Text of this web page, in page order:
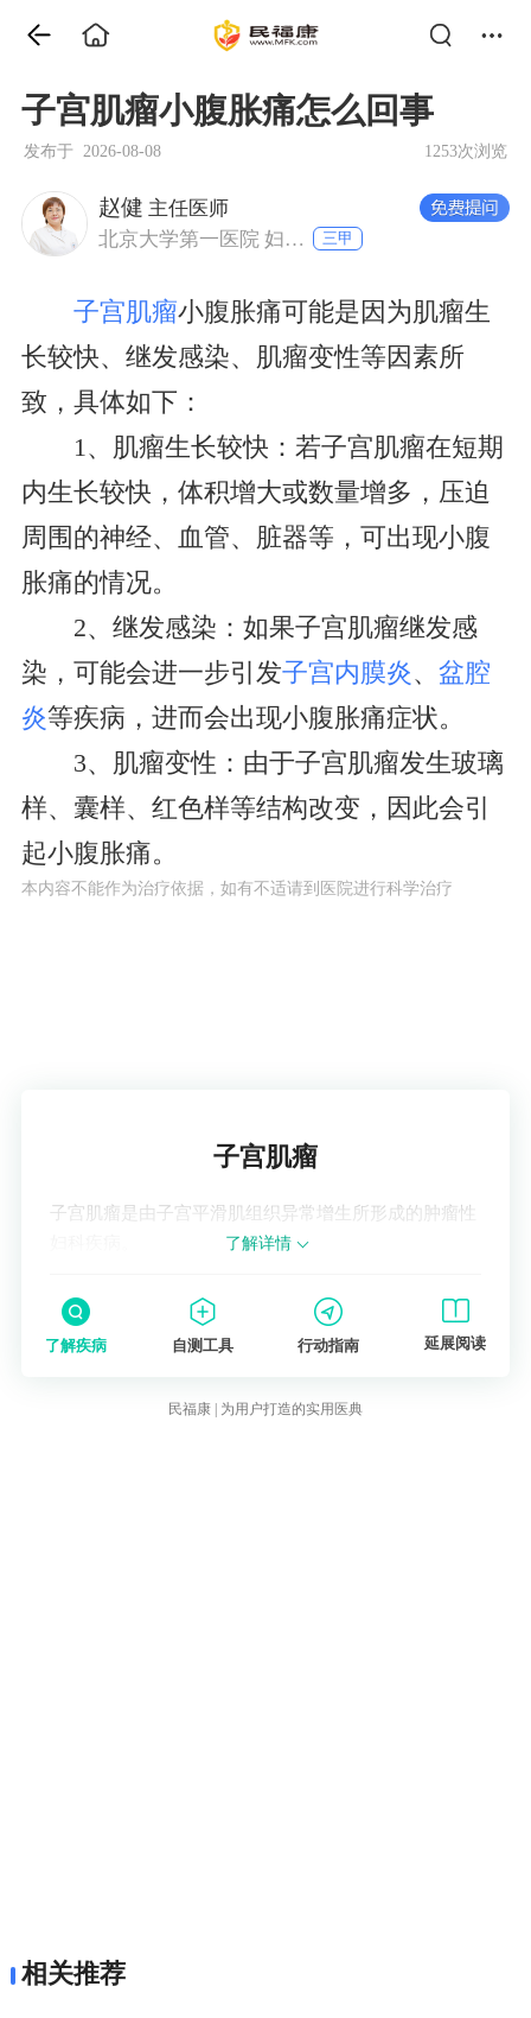
子宫肌瘤小腹胀痛怎么回事
发布于 2026-08-08 1253次浏览
赵健 主任医师
北京大学第一医院 妇产科
三甲
子宫肌瘤小腹胀痛可能是因为肌瘤生
长较快、继发感染、肌瘤变性等因素所
致，具体如下：
1、肌瘤生长较快：若子宫肌瘤在短期
内生长较快，体积增大或数量增多，压迫
周围的神经、血管、脏器等，可出现小腹
胀痛的情况。
2、继发感染：如果子宫肌瘤继发感
染，可能会进一步引发子宫内膜炎、 盆腔
炎等疾病，进而会出现小腹胀痛症状。
3、肌瘤变性：由于子宫肌瘤发生玻璃
样、囊样、红色样等结构改变，因此会引
起小腹胀痛。
本内容不能作为治疗依据，如有不适请到医院进行科学治疗
子宫肌瘤
子宫肌瘤是由子宫平滑肌组织异常增生所形成的肿瘤性
了解详情
了解疾病 自测工具 行动指南 延展阅读
民福康 | 为用户打造的实用医典
相关推荐